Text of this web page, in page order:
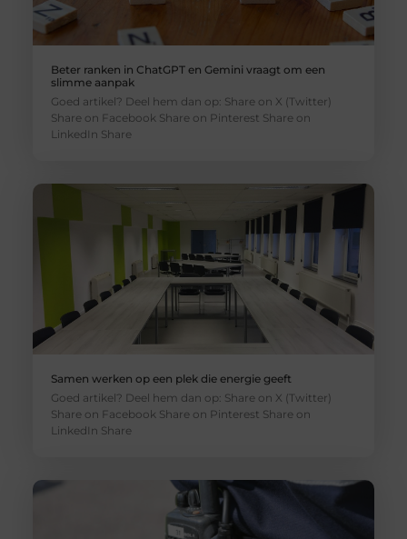
Beter ranken in ChatGPT en Gemini vraagt om een
slimme aanpak
Goed artikel? Deel hem dan op: Share on X (Twitter)
Share on Facebook Share on Pinterest Share on
LinkedIn Share
Samen werken op een plek die energie geeft
Goed artikel? Deel hem dan op: Share on X (Twitter)
Share on Facebook Share on Pinterest Share on
LinkedIn Share